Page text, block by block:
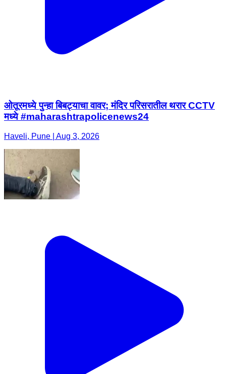
ओतूरमध्ये पुन्हा बिबट्याचा वावर; मंदिर परिसरातील थरार CCTV
मध्ये #maharashtrapolicenews24
Haveli, Pune | Aug 3, 2026